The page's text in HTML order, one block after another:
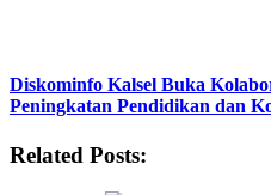
Diskominfo Kalsel Buka
Peningkatan Pendidikan dan
Related Posts: